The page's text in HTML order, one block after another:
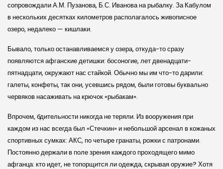
сопровождали А.М. Пузанова, Б.С. Иванова на рыбалку. За Кабулом
в нескольких десятках километров располагалось живописное
озеро, недалеко — кишлаки.
Бывало, только останавливаемся у озера, откуда-то сразу
появляются афган­ские детишки: босоногие, лет двенадцати-
пятнадцати, окружают нас стайкой. Обычно мы им что-то дарили:
галеты, конфеты, так они, усевшись рядом, были готовы буквально
червяков насаживать на крючок «рыбакам».
Впрочем, бдительности никогда не теряли. Из вооружения при
каждом из нас всегда был «Стечкин» и небольшой арсенал в кожаных
спортивных сумках: АКС, по четыре гранаты, рожки с патронами.
Постоянно держали в поле зрения каждого проходящего мимо
афганца: кто идет, не топорщится ли одежда, скрывая оружие? Хотя